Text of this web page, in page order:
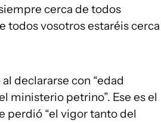
cerca de todos
todos vosotros estaréis cerca
declararse con “edad
ministerio petrino”. Ese es el
perdió “el vigor tanto del